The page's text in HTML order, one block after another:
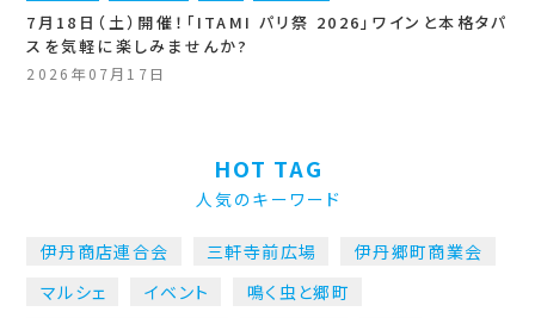
7月18日（土）開催！「ITAMI パリ祭 2026」ワインと本格タパ
スを気軽に楽しみませんか?
2026年07月17日
HOT TAG
人気のキーワード
伊丹商店連合会 三軒寺前広場
伊丹郷町商業会
マルシェ
イベント
鳴く虫と郷町